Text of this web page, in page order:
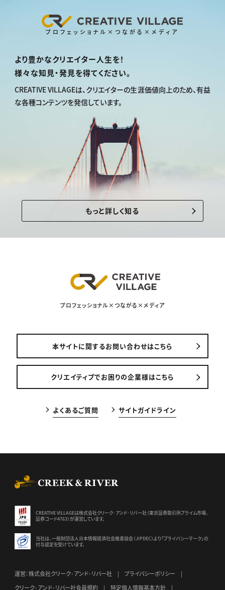
プロフェッショナル×つながる×メディア
より豊かなクリエイター人生を！
様々な知見・発見を得てください。
CREATIVE VILLAGEは、 クリエイターの生涯価値向上のため、有益
な各種コンテンツを発信しています。
もっと詳しく知る
プロフェッショナル×つながる×メディア
本サイトに関するお問い合わせはこちら
クリエイティブでお困りの企業様はこちら
よくあるご質問 サイトガイドライン
CREATIVE VILLAGEは株式会社クリーク･アンド･リバー社（東京証券取引所プライム市場、
証券コード4763）が運営しています。
当社は、一般財団法人日本情報経済社会推進協会（JIPDEC）より 「プライバシーマーク」の
付与認定を受けています。
運営：株式会社クリーク･アンド･リバー社
プライバシーポリシー
クリーク･アンド･リバー社会員規約
特定個人情報基本方針